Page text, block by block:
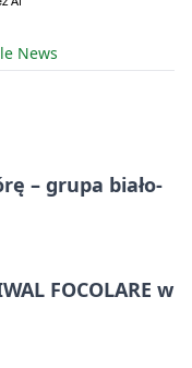
News
– grupa biało-
FOCOLARE w